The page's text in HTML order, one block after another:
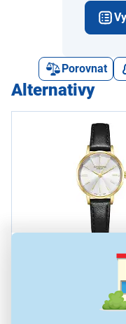
Porovnat
Alternativy
Lee Cooper